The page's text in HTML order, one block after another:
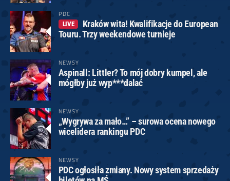
PDC
LIVE
Kraków wita! Kwalifikacje do European
Touru. Trzy weekendowe turnieje
NEWSY
Aspinall: Littler? To mój dobry kumpel, ale
mógłby już wyp***dalać
NEWSY
„Wygrywa za mało…” – surowa ocena nowego
wicelidera rankingu PDC
NEWSY
PDC ogłosiła zmiany. Nowy system sprzedaży